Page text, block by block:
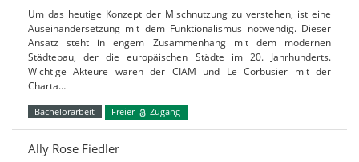
Um das heutige Konzept der Mischnutzung zu verstehen, ist eine
Auseinandersetzung mit dem Funktionalismus notwendig. Dieser
Ansatz steht in engem Zusammenhang mit dem modernen
Städtebau, der die europäischen Städte im 20. Jahrhunderts.
Wichtige Akteure waren der CIAM und Le Corbusier mit der
Charta…
Bachelorarbeit Freier Zugang
Ally Rose Fiedler